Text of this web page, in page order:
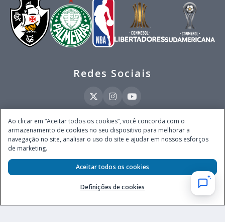
Redes Sociais
Este site é operado pela Ventmear Brasil LTDA (CNPJ 52.868.380/0001-84), com
endereço na Avenida Brigadeiro Faria Lima, nº 4.055, 3º andar, Itaim Bibi, no
Município de São Paulo, Estado de São Paulo, CEP 04538-133, Brasil - empresa
autorizada a operar apostas de quota fixa em todo território nacional pela
Secretaria de Prêmios e Apostas do Ministério da Fazenda, conforme Portaria nº
247, de 07.02.2025, publicada no DOU em 11.2.2025.
Ao clicar em “Aceitar todos os cookies”, você concorda com o
armazenamento de cookies no seu dispositivo para melhorar a
navegação no site, analisar o uso do site e ajudar em nossos esforços
de marketing.
Definições de cookies
Aceitar todos os cookies